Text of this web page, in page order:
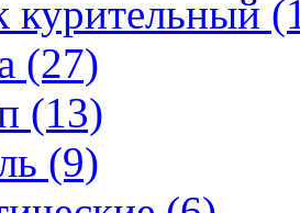
курительный
(27)
(13)
(9)